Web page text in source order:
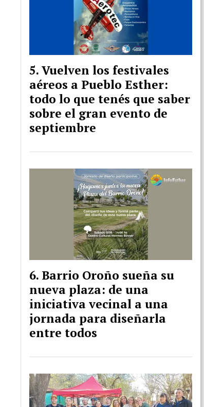
Vuelven los festivales
aéreos a Pueblo Esther:
todo lo que tenés que saber
sobre el gran evento de
septiembre
Barrio Oroño sueña su
nueva plaza: de una
iniciativa vecinal a una
jornada para diseñarla
entre todos